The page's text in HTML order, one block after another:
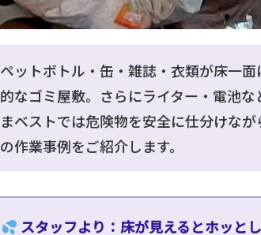
ペットボトル・缶・雑誌・衣類が床一
的なゴミ屋敷。さらにライター・電池な
まベストでは危険物を安全に仕分けな
の作業事例をご紹介します。
スタッフより：床が見えるとホッと